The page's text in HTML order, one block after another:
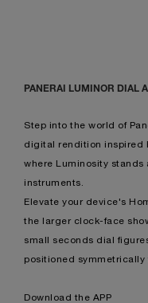
PANERAI LUMINOR DIAL
Step into the world of
digital rendition inspired
where Luminosity stands
instruments.
Elevate your device's
the larger clock-face
small seconds dial
positioned symmetrically
Download the APP